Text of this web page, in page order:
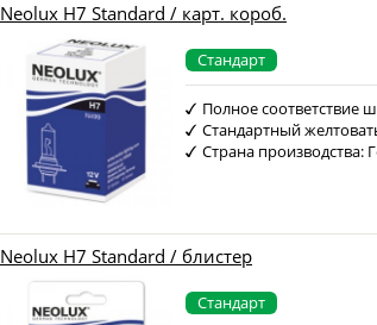
Neolux H7 Standard / карт. короб.
Стандарт
Полное соответствие
Стандартный
Страна производства:
Neolux H7 Standard / блистер
Стандарт